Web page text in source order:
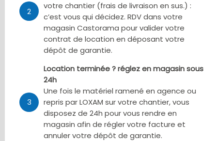
2
votre chantier (frais de livraison en sus.) :
c’est vous qui décidez. RDV dans votre
magasin Castorama pour valider votre
contrat de location en déposant votre
dépôt de garantie.
3
Location terminée ? réglez en magasin sous
24h
Une fois le matériel ramené en agence ou
repris par LOXAM sur votre chantier, vous
disposez de 24h pour vous rendre en
magasin afin de régler votre facture et
annuler votre dépôt de garantie.